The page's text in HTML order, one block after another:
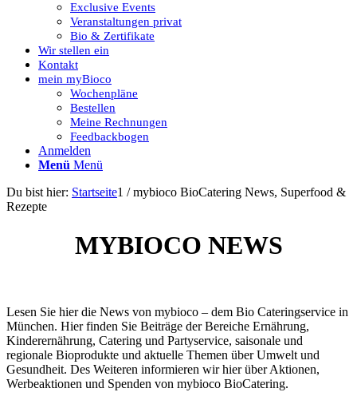
Exclusive Events
Veranstaltungen privat
Bio & Zertifikate
Wir stellen ein
Kontakt
mein myBioco
Wochenpläne
Bestellen
Meine Rechnungen
Feedbackbogen
Anmelden
Menü Menü
Du bist hier: Startseite1 / mybioco BioCatering News, Superfood &
Rezepte
MYBIOCO NEWS
Lesen Sie hier die News von mybioco – dem Bio Cateringservice in
München. Hier finden Sie Beiträge der Bereiche Ernährung,
Kinderernährung, Catering und Partyservice, saisonale und
regionale Bioprodukte und aktuelle Themen über Umwelt und
Gesundheit. Des Weiteren informieren wir hier über Aktionen,
Werbeaktionen und Spenden von mybioco BioCatering.